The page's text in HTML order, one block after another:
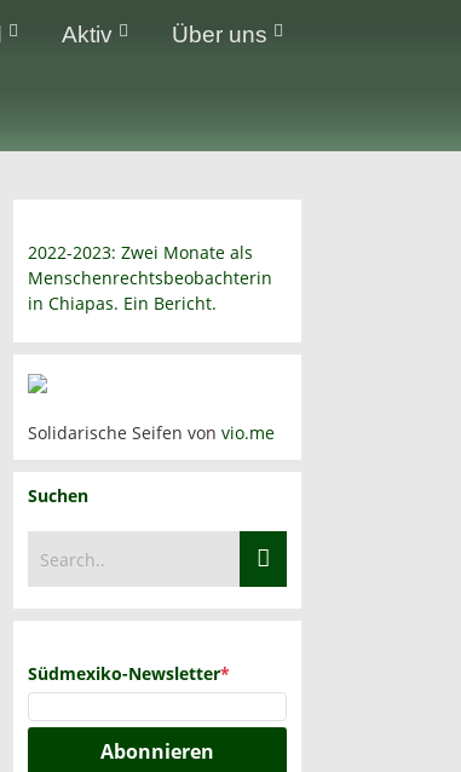
Aktiv Über uns
2022-2023: Zwei Monate als
Menschenrechtsbeobachterin
in Chiapas. Ein Bericht.
Solidarische Seifen vonvio.me
Suchen
Südmexiko-Newsletter*
Abonnieren